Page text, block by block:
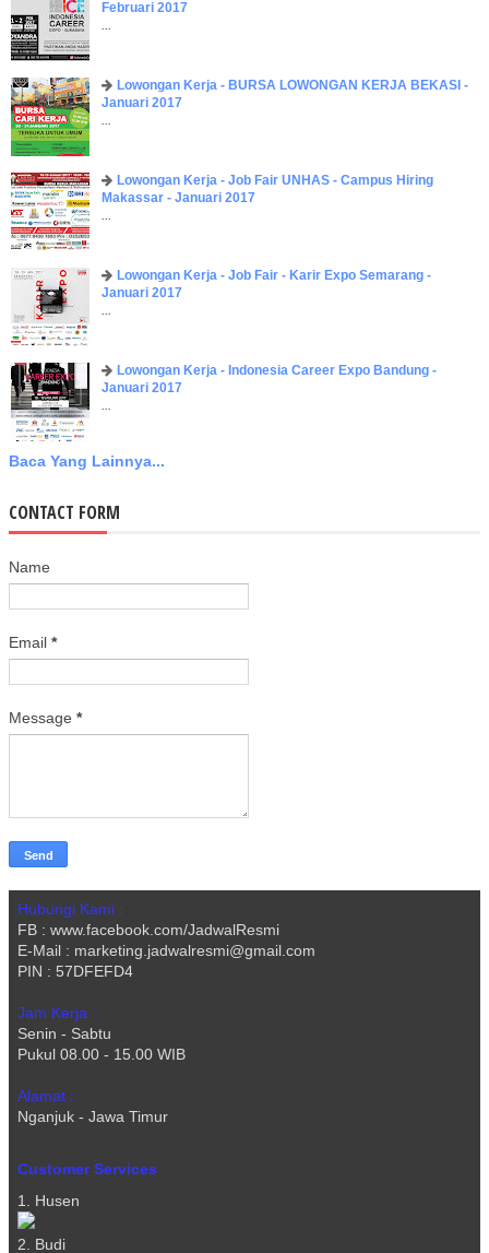
Februari 2017
...
Lowongan Kerja - BURSA LOWONGAN KERJA BEKASI -
Januari 2017
...
Lowongan Kerja - Job Fair UNHAS - Campus Hiring
Makassar - Januari 2017
...
Lowongan Kerja - Job Fair - Karir Expo Semarang -
Januari 2017
...
Lowongan Kerja - Indonesia Career Expo Bandung -
Januari 2017
...
Baca Yang Lainnya...
CONTACT FORM
Name
Email *
Message *
Hubungi Kami :
FB : www.facebook.com/JadwalResmi
E-Mail : marketing.jadwalresmi@gmail.com
PIN : 57DFEFD4
Jam Kerja :
Senin - Sabtu
Pukul 08.00 - 15.00 WIB
Alamat :
Nganjuk - Jawa Timur
Customer Services
1. Husen
2. Budi